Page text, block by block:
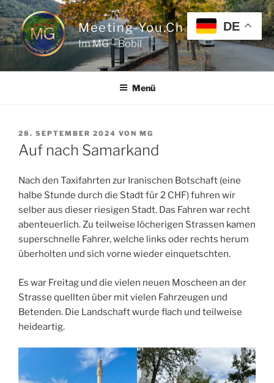
Zum
Inhalt
springen
Meeting-You.ch
Im MG – Bobil
Menü
VERÖFFENTLICHT
AM
28. SEPTEMBER 2024 VON MG
Auf nach Samarkand
Nach den Taxifahrten zur Iranischen Botschaft (eine
halbe Stunde durch die Stadt für 2 CHF) fuhren wir
selber aus dieser riesigen Stadt. Das Fahren war recht
abenteuerlich. Zu teilweise löcherigen Strassen kamen
superschnelle Fahrer, welche links oder rechts herum
überholten und sich vorne wieder einquetschten.
Es war Freitag und die vielen neuen Moscheen an der
Strasse quellten über mit vielen Fahrzeugen und
Betenden. Die Landschaft wurde flach und teilweise
heideartig.
DE